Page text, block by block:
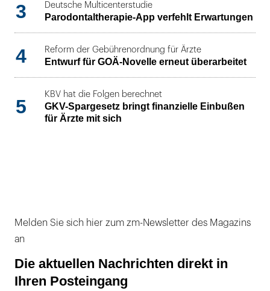
3 Deutsche Multicenterstudie
Parodontaltherapie-App verfehlt Erwartungen
4 Reform der Gebührenordnung für Ärzte
Entwurf für GOÄ-Novelle erneut überarbeitet
5
KBV hat die Folgen berechnet
GKV-Spargesetz bringt finanzielle Einbußen
für Ärzte mit sich
Melden Sie sich hier zum zm-Newsletter des Magazins
an
Die aktuellen Nachrichten direkt in
Ihren Posteingang